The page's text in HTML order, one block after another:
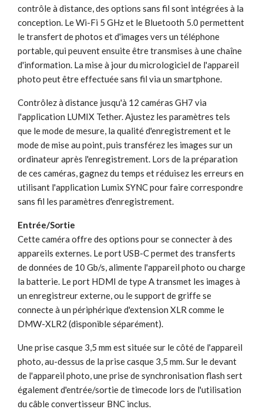
contrôle à distance, des options sans fil sont intégrées à la
conception. Le Wi-Fi 5 GHz et le Bluetooth 5.0 permettent
le transfert de photos et d'images vers un téléphone
portable, qui peuvent ensuite être transmises à une chaîne
d'information. La mise à jour du micrologiciel de l'appareil
photo peut être effectuée sans fil via un smartphone.
Contrôlez à distance jusqu'à 12 caméras GH7 via
l'application LUMIX Tether. Ajustez les paramètres tels
que le mode de mesure, la qualité d'enregistrement et le
mode de mise au point, puis transférez les images sur un
ordinateur après l'enregistrement. Lors de la préparation
de ces caméras, gagnez du temps et réduisez les erreurs en
utilisant l'application Lumix SYNC pour faire correspondre
sans fil les paramètres d'enregistrement.
Entrée/Sortie
Cette caméra offre des options pour se connecter à des
appareils externes. Le port USB-C permet des transferts
de données de 10 Gb/s, alimente l'appareil photo ou charge
la batterie. Le port HDMI de type A transmet les images à
un enregistreur externe, ou le support de griffe se
connecte à un périphérique d'extension XLR comme le
DMW-XLR2 (disponible séparément).
Une prise casque 3,5 mm est située sur le côté de l'appareil
photo, au-dessus de la prise casque 3,5 mm. Sur le devant
de l'appareil photo, une prise de synchronisation flash sert
également d'entrée/sortie de timecode lors de l'utilisation
du câble convertisseur BNC inclus.